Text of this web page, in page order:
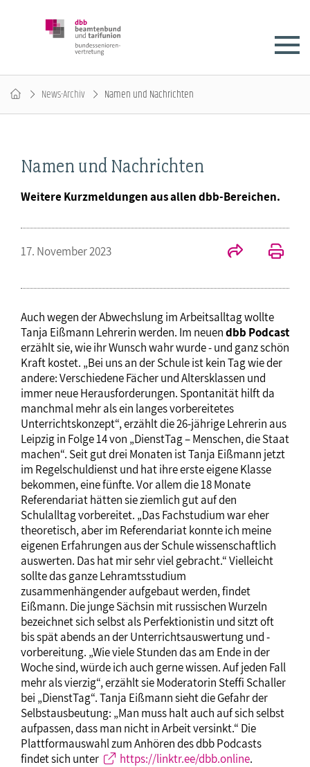
News-Archiv Namen und Nachrichten
Namen und Nachrichten
Weitere Kurzmeldungen aus allen dbb-Bereichen.
17. November 2023
Auch wegen der Abwechslung im Arbeitsalltag wollte
Tanja Eißmann Lehrerin werden. Im neuendbb Podcast
erzählt sie, wie ihr Wunsch wahr wurde - und ganz schön
Kraft kostet. „Bei uns an der Schule ist kein Tag wie der
andere: Verschiedene Fächer und Altersklassen und
immer neue Herausforderungen. Spontanität hilft da
manchmal mehr als ein langes vorbereitetes
Unterrichtskonzept“, erzählt die 26-jährige Lehrerin aus
Leipzig in Folge 14 von „DienstTag – Menschen, die Staat
machen“. Seit gut drei Monaten ist Tanja Eißmann jetzt
im Regelschuldienst und hat ihre erste eigene Klasse
bekommen, eine fünfte. Vor allem die 18 Monate
Referendariat hätten sie ziemlich gut auf den
Schulalltag vorbereitet. „Das Fachstudium war eher
theoretisch, aber im Referendariat konnte ich meine
eigenen Erfahrungen aus der Schule wissenschaftlich
auswerten. Das hat mir sehr viel gebracht.“ Vielleicht
sollte das ganze Lehramtsstudium
zusammenhängender aufgebaut werden, findet
Eißmann. Die junge Sächsin mit russischen Wurzeln
bezeichnet sich selbst als Perfektionistin und sitzt oft
bis spät abends an der Unterrichtsauswertung und -
vorbereitung. „Wie viele Stunden das am Ende in der
Woche sind, würde ich auch gerne wissen. Auf jeden Fall
mehr als vierzig“, erzählt sie Moderatorin Steffi Schaller
bei „DienstTag“. Tanja Eißmann sieht die Gefahr der
Selbstausbeutung: „Man muss halt auch auf sich selbst
aufpassen, dass man nicht in Arbeit versinkt.“ Die
Plattformauswahl zum Anhören des dbb Podcasts
findet sich unter
https://linktr.ee/dbb.online.